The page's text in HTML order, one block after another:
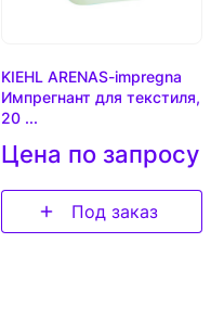
KIEHL ARENAS-impregna
Импрегнант для текстиля,
20 ...
Цена по запросу
Под заказ